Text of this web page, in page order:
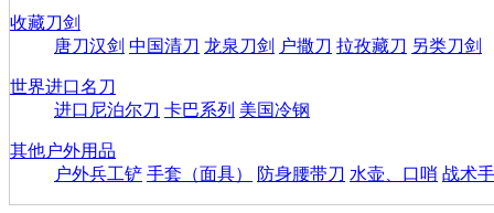
收藏刀剑
唐刀汉剑 中国清刀 龙泉刀剑 户撒刀 拉孜藏刀 另类刀剑
世界进口名刀
进口尼泊尔刀 卡巴系列 美国冷钢
其他户外用品
户外兵工铲 手套（面具） 防身腰带刀 水壶、口哨 战术